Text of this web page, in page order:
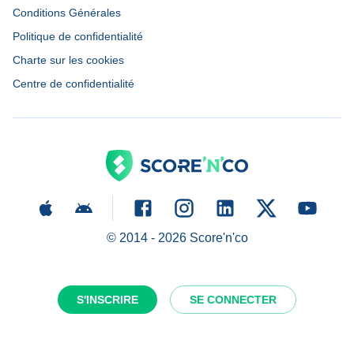
S'INSCRIRE SE CONNECTER
Conditions Générales
Politique de confidentialité
Charte sur les cookies
Centre de confidentialité
© 2014 - 2026Score'n'co